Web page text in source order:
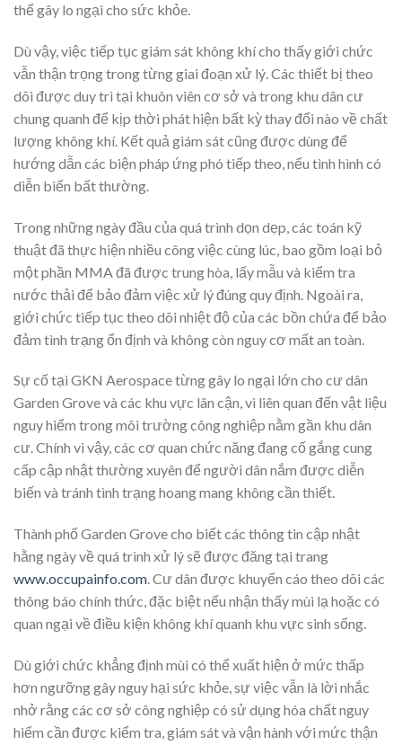
thể gây lo ngại cho sức khỏe.
Dù vậy, việc tiếp tục giám sát không khí cho thấy giới chức
vẫn thận trọng trong từng giai đoạn xử lý. Các thiết bị theo
dõi được duy trì tại khuôn viên cơ sở và trong khu dân cư
chung quanh để kịp thời phát hiện bất kỳ thay đổi nào về chất
lượng không khí. Kết quả giám sát cũng được dùng để
hướng dẫn các biện pháp ứng phó tiếp theo, nếu tình hình có
diễn biến bất thường.
Trong những ngày đầu của quá trình dọn dẹp, các toán kỹ
thuật đã thực hiện nhiều công việc cùng lúc, bao gồm loại bỏ
một phần MMA đã được trung hòa, lấy mẫu và kiểm tra
nước thải để bảo đảm việc xử lý đúng quy định. Ngoài ra,
giới chức tiếp tục theo dõi nhiệt độ của các bồn chứa để bảo
đảm tình trạng ổn định và không còn nguy cơ mất an toàn.
Sự cố tại GKN Aerospace từng gây lo ngại lớn cho cư dân
Garden Grove và các khu vực lân cận, vì liên quan đến vật liệu
nguy hiểm trong môi trường công nghiệp nằm gần khu dân
cư. Chính vì vậy, các cơ quan chức năng đang cố gắng cung
cấp cập nhật thường xuyên để người dân nắm được diễn
biến và tránh tình trạng hoang mang không cần thiết.
Thành phố Garden Grove cho biết các thông tin cập nhật
hằng ngày về quá trình xử lý sẽ được đăng tại trang
www.occupainfo.com. Cư dân được khuyến cáo theo dõi các
thông báo chính thức, đặc biệt nếu nhận thấy mùi lạ hoặc có
quan ngại về điều kiện không khí quanh khu vực sinh sống.
Dù giới chức khẳng định mùi có thể xuất hiện ở mức thấp
hơn ngưỡng gây nguy hại sức khỏe, sự việc vẫn là lời nhắc
nhở rằng các cơ sở công nghiệp có sử dụng hóa chất nguy
hiểm cần được kiểm tra, giám sát và vận hành với mức thận